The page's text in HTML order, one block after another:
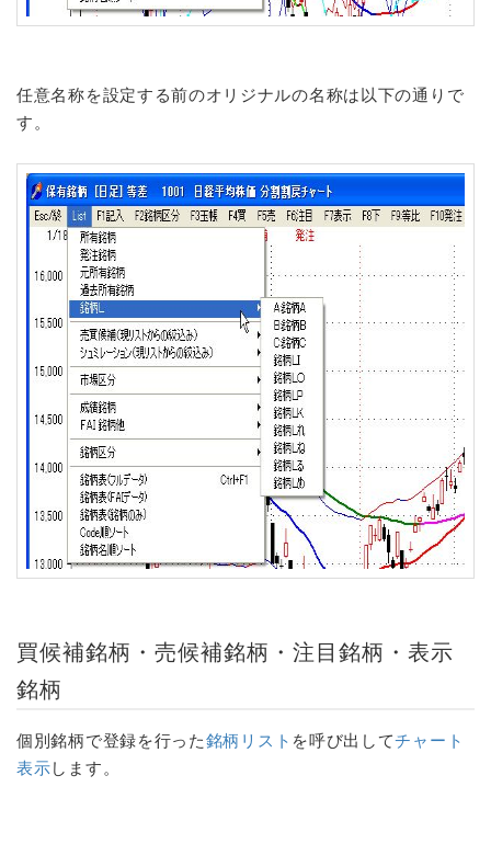
任意名称を設定する前のオリジナルの名称は以下の通りで
す。
買候補銘柄・売候補銘柄 ・ 注目銘柄 ・ 表示
銘柄
個別銘柄で登録を行った銘柄リスト を呼び出してチャート
表示します。